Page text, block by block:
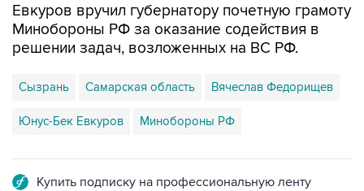
Евкуров вручил губернатору почетную грамоту
Минобороны РФ за оказание содействия в
решении задач, возложенных на ВС РФ.
Сызрань Самарская область Вячеслав Федорищев
Юнус-Бек Евкуров Минобороны РФ
Купить подписку на профессиональную ленту